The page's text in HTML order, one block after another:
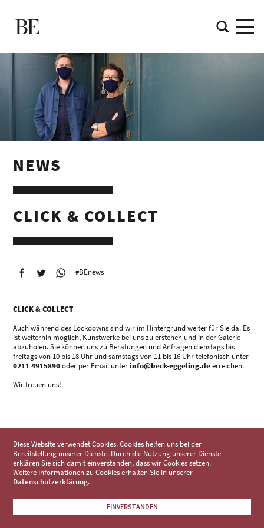
NEWS
CLICK & COLLECT
#BEnews
CLICK & COLLECT
Auch während des Lockdowns sind wir im Hintergrund weiter für Sie da. Es
ist weiterhin möglich, Kunstwerke bei uns zu erstehen und in der Galerie
abzuholen. Sie können uns zu Beratungen und Anfragen dienstags bis
freitags von 10 bis 18 Uhr und samstags von 11 bis 16 Uhr telefonisch unter
0211 4915890oder per Email unterinfo@beck-eggeling.deerreichen.
Wir freuen uns!
Diese Website verwendet Cookies. Cookies helfen uns bei der
Bereitstellung unserer Dienste. Durch die Nutzung unserer Dienste
erklären Sie sich damit einverstanden, dass wir Cookies setzen.
Weitere Informationen zu Cookies erhalten Sie in unserer
Datenschutzerklärung.
EINVERSTANDEN